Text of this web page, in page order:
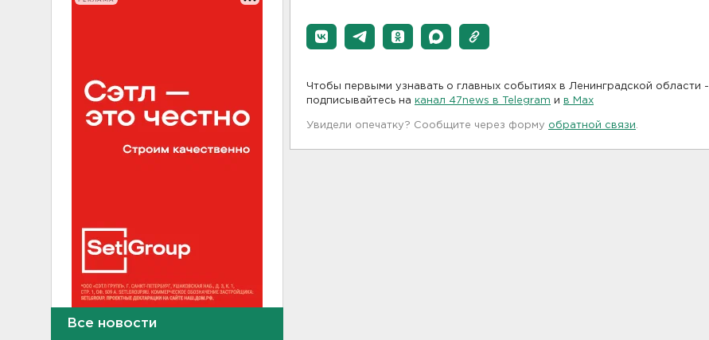
У деревни Бережок
Все новости
Чтобы первыми узнавать о главных событиях в Ленинградской области -
подписывайтесь на канал 47news в Telegram и в Maх
Увидели опечатку? Сообщите через форму обратной связи